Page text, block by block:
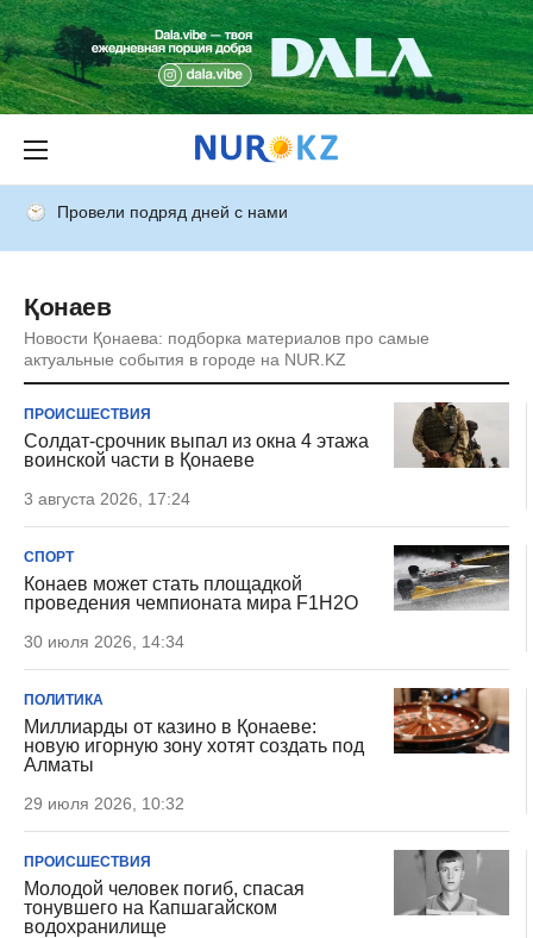
Провели подряд дней с нами
Қонаев
Новости Қонаева: подборка материалов про самые
актуальные события в городе на NUR.KZ
ПРОИСШЕСТВИЯ
Солдат-срочник выпал из окна 4 этажа
воинской части в Қонаеве
3 августа 2026, 17:24
СПОРТ
Конаев может стать площадкой
проведения чемпионата мира F1H2O
30 июля 2026, 14:34
ПОЛИТИКА
Миллиарды от казино в Қонаеве:
новую игорную зону хотят создать под
Алматы
29 июля 2026, 10:32
ПРОИСШЕСТВИЯ
Молодой человек погиб, спасая
тонувшего на Капшагайском
водохранилище